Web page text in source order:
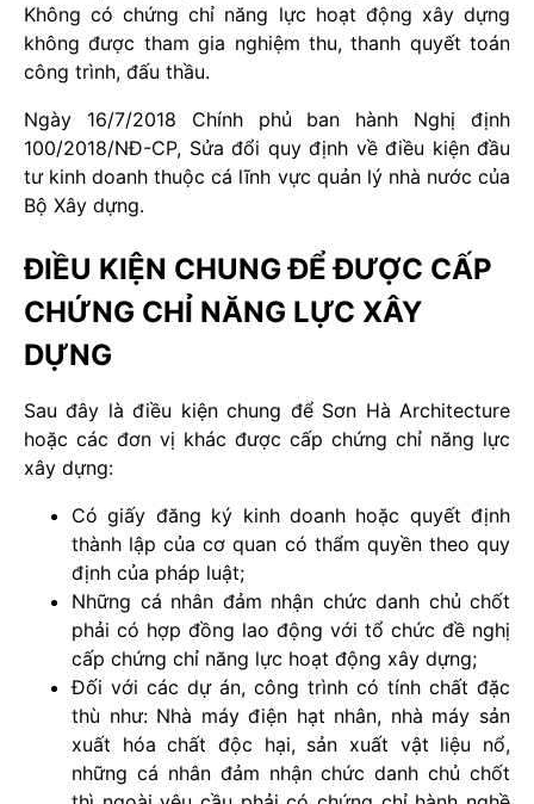
Không có chứng chỉ năng lực hoạt động xây dựng
không được tham gia nghiệm thu, thanh quyết toán
công trình, đấu thầu.
Ngày 16/7/2018 Chính phủ ban hành Nghị định
100/2018/NĐ-CP, Sửa đổi quy định về điều kiện đầu
tư kinh doanh thuộc cá lĩnh vực quản lý nhà nước của
Bộ Xây dựng.
ĐIỀU KIỆN CHUNG ĐỂ ĐƯỢC CẤP
CHỨNG CHỈ NĂNG LỰC XÂY
DỰNG
Sau đây là điều kiện chung để Sơn Hà Architecture
hoặc các đơn vị khác được cấp chứng chỉ năng lực
xây dựng:
Có giấy đăng ký kinh doanh hoặc quyết định
thành lập của cơ quan có thẩm quyền theo quy
định của pháp luật;
Những cá nhân đảm nhận chức danh chủ chốt
phải có hợp đồng lao động với tổ chức đề nghị
cấp chứng chỉ năng lực hoạt động xây dựng;
Đối với các dự án, công trình có tính chất đặc
thù như: Nhà máy điện hạt nhân, nhà máy sản
xuất hóa chất độc hại, sản xuất vật liệu nổ,
những cá nhân đảm nhận chức danh chủ chốt